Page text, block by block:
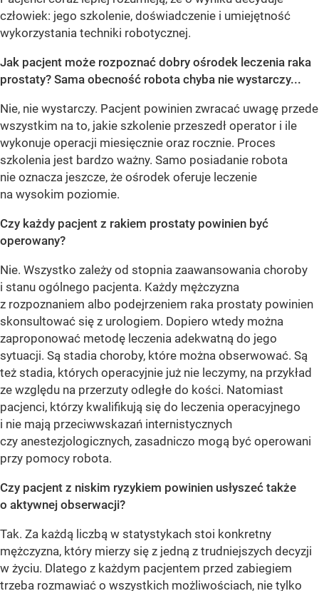
człowiek: jego szkolenie, doświadczenie i umiejętność
wykorzystania techniki robotycznej.
Jak pacjent może rozpoznać dobry ośrodek leczenia raka
prostaty? Sama obecność robota chyba nie wystarczy...
Nie, nie wystarczy. Pacjent powinien zwracać uwagę przede
wszystkim na to, jakie szkolenie przeszedł operator i ile
wykonuje operacji miesięcznie oraz rocznie. Proces
szkolenia jest bardzo ważny. Samo posiadanie robota
nie oznacza jeszcze, że ośrodek oferuje leczenie
na wysokim poziomie.
Czy każdy pacjent z rakiem prostaty powinien być
operowany?
Nie. Wszystko zależy od stopnia zaawansowania choroby
i stanu ogólnego pacjenta. Każdy mężczyzna
z rozpoznaniem albo podejrzeniem raka prostaty powinien
skonsultować się z urologiem. Dopiero wtedy można
zaproponować metodę leczenia adekwatną do jego
sytuacji. Są stadia choroby, które można obserwować. Są
też stadia, których operacyjnie już nie leczymy, na przykład
ze względu na przerzuty odległe do kości. Natomiast
pacjenci, którzy kwalifikują się do leczenia operacyjnego
i nie mają przeciwwskazań internistycznych
czy anestezjologicznych, zasadniczo mogą być operowani
przy pomocy robota.
Czy pacjent z niskim ryzykiem powinien usłyszeć także
o aktywnej obserwacji?
Tak. Za każdą liczbą w statystykach stoi konkretny
mężczyzna, który mierzy się z jedną z trudniejszych decyzji
w życiu. Dlatego z każdym pacjentem przed zabiegiem
trzeba rozmawiać o wszystkich możliwościach, nie tylko